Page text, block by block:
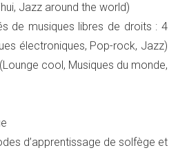
Jazz around the world)
de musiques libres de droits : 4
électroniques, Pop-rock, Jazz)
cool, Musiques du monde,
d’apprentissage de solfège et